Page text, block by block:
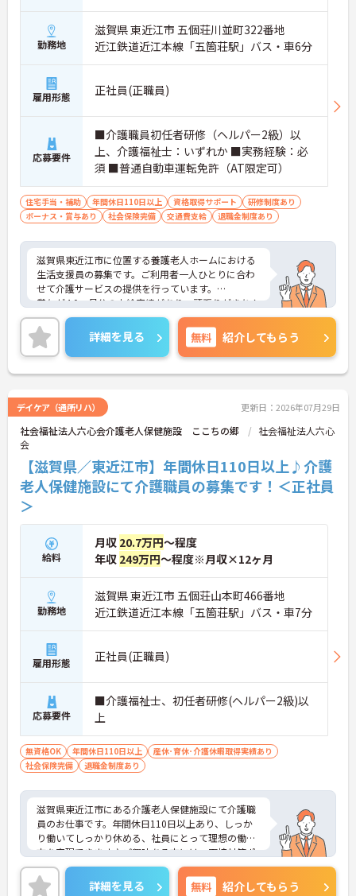
勤務地
滋賀県 東近江市 五個荘川並町322番地
近江鉄道近江本線「五箇荘駅」バス・車6分
雇用形態 正社員(正職員)
応募要件
■介護職員初任者研修（ヘルパー2級）以
上、介護福祉士：いずれか ■実務経験：必
須 ■普通自動車運転免許（AT限定可）
住宅手当・補助 年間休日110日以上 資格取得サポート
研修制度あり
ボーナス・賞与あり
社会保険完備 交通費支給 退職金制度あり
滋賀県東近江市に位置する養護老人ホームにおける
生活支援員の募集です。ご利用者一人ひとりに合わ
せて介護サービスの提供を行っています。
賞与が4.0ヶ月分の支給実績があり、頑張りがきちん
と評価される職場です。また、人材育成にも力を入
れており、研修制度が充実しています。
ご興味のある方には、面接対策ポイントなど、さら
に詳細をお話しいたしますのでお気軽にご相談くだ
さい！
詳細を見る 無料 紹介してもらう
デイケア（通所リハ） 更新日：2026年07月29日
社会福祉法人六心会介護老人保健施設 ここちの郷
社会福祉法人六心
会
【滋賀県／東近江市】年間休日110日以上♪介護
老人保健施設にて介護職員の募集です！＜正社員
＞
給料
月収 20.7万円～程度
年収 249万円～程度※月収×12ヶ月
勤務地
滋賀県 東近江市 五個荘山本町466番地
近江鉄道近江本線「五箇荘駅」バス・車7分
雇用形態 正社員(正職員)
応募要件
■介護福祉士、初任者研修(ヘルパー2級)以
上
無資格OK 年間休日110日以上
産休･育休･介護休暇取得実績あり
社会保険完備
退職金制度あり
滋賀県東近江市にある介護老人保健施設にて介護職
員のお仕事です。年間休日110日以上あり、しっか
り働いてしっかり休める、社員にとって理想の働き
方を実現できます♪ご興味ある方には、面接対策ポ
イントなど、さらに詳細をお話しいたしますのでお
気軽にご相談ください。
詳細を見る 無料 紹介してもらう